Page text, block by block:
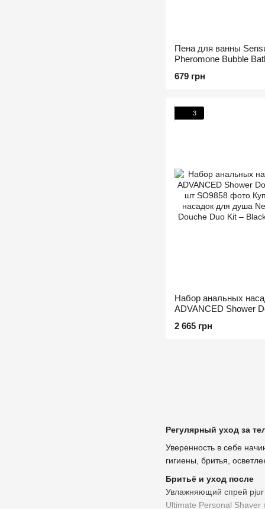
Регулярный уход за
Уверенность в себе
гигиены, бритья,
Бритьё и уход после
Увлажняющий спрей pjur
Ultimate Personal Shaver
Пена для ванны
Pheromone Bubble
679 грн
3
Набор анальных
ADVANCED Shower
2 665 грн